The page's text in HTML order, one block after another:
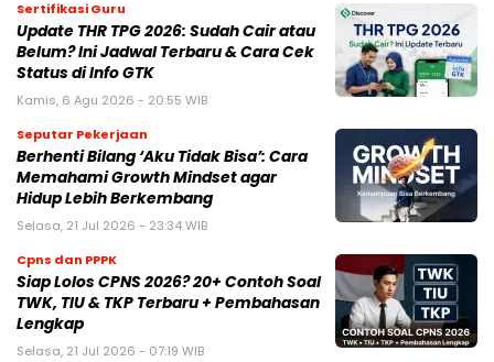
Sertifikasi Guru
Update THR TPG 2026: Sudah Cair atau
Belum? Ini Jadwal Terbaru & Cara Cek
Status di Info GTK
Kamis, 6 Agu 2026 - 20:55 WIB
Seputar Pekerjaan
Berhenti Bilang ‘Aku Tidak Bisa’: Cara
Memahami Growth Mindset agar
Hidup Lebih Berkembang
Selasa, 21 Jul 2026 - 23:34 WIB
Cpns dan PPPK
Siap Lolos CPNS 2026? 20+ Contoh Soal
TWK, TIU & TKP Terbaru + Pembahasan
Lengkap
Selasa, 21 Jul 2026 - 07:19 WIB